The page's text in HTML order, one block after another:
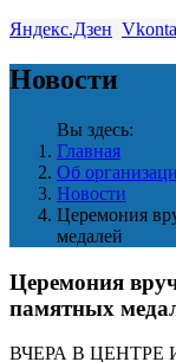
Яндекс.Дзен
Новости
Вы здесь:
Главная
Об
Новости
Церемония
медалей
Церемония
памятных
ВЧЕРА В